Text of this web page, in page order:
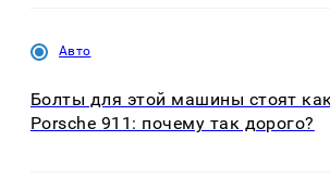
Авто
Болты для этой машины стоят
Porsche 911: почему так дорого?